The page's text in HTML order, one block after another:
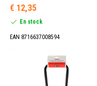
€ 12,35
En stock
EAN 8716637008594